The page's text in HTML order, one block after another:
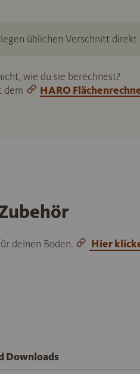
üblichen Verschnitt direkt
wie du sie berechnest?
dem
HARO
deinen Boden. Hier
Downloads